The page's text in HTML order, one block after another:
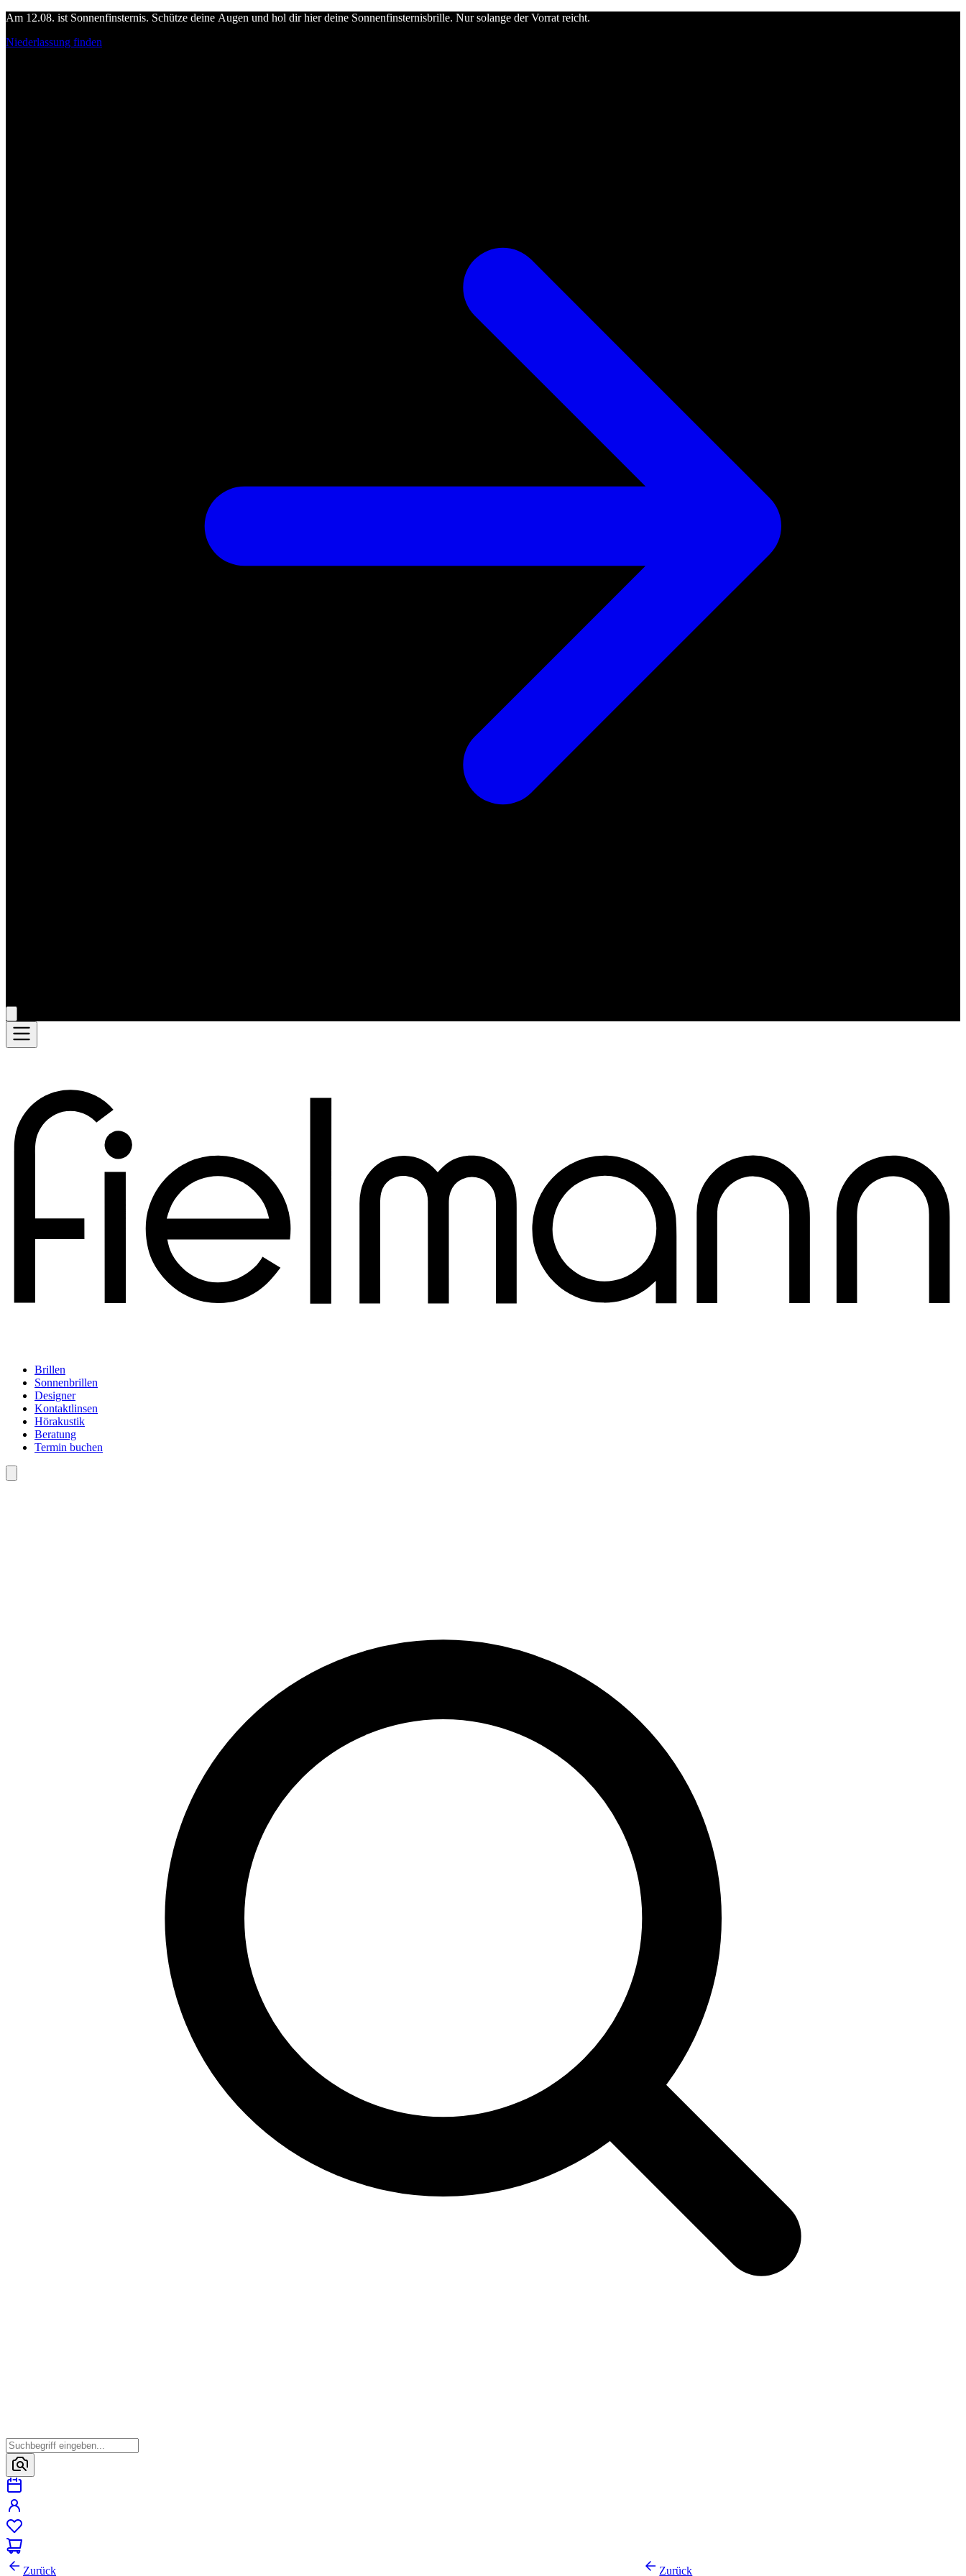
Am 12.08. ist Sonnenfinsternis. Schütze deine Augen und hol dir hier deine Sonnenfinsternisbrille. Nur solange der Vorrat reicht.
Niederlassung finden
Brillen
Sonnenbrillen
Designer
Kontaktlinsen
Hörakustik
Beratung
Termin buchen
Zurück Zurück